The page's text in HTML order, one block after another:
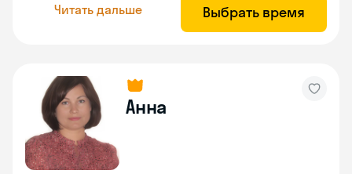
Читать дальше Выбрать время
Анна